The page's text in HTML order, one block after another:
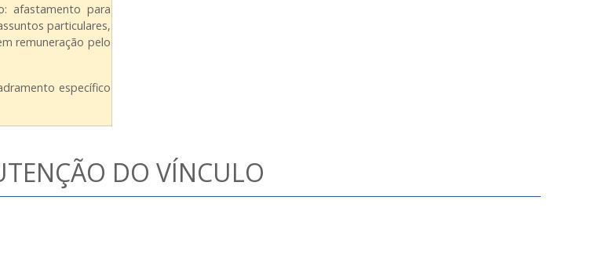
afastamento para
particulares,
remuneração pelo
específico
DO VÍNCULO